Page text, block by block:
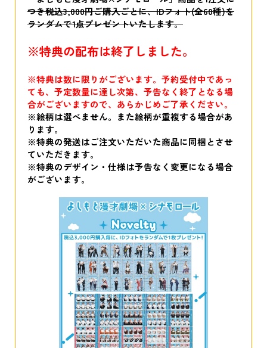
つき税込3,000円ご購入ごとに、IDフォト(全60種)を
ランダムで1点プレゼントいたします。
※特典の配布は終了しました。
※特典は数に限りがございます。予約受付中であっ
ても、予定数量に達し次第、予告なく終了となる場
合がございますので、あらかじめご了承ください。
※絵柄は選べません。また絵柄が重複する場合があ
ります。
※特典の発送はご注文いただいた商品に同梱とさせ
ていただきます。
※特典のデザイン・仕様は予告なく変更になる場合
がございます。